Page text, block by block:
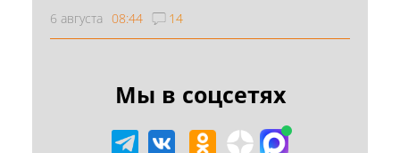
6 августа 08:44 14
Мы в соцсетях